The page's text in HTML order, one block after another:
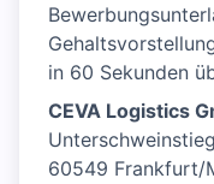
in 60 Sekunden
CEVA Logistics
60549 Frankfurt/